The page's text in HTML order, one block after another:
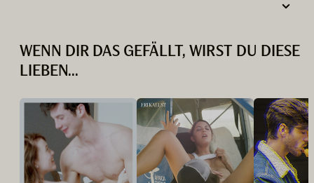
WENN DIR DAS GEFÄLLT, WIRST DU DIESE
LIEBEN...